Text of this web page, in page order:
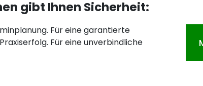
gibt Ihnen Sicherheit:
Für eine garantierte
Für eine unverbindliche